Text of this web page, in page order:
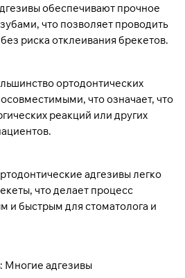
обеспечивают прочное
что позволяет проводить
риска отклеивания брекетов.
ортодонтических
что означает, что
реакций или других
адгезивы легко
что делает процесс
и быстрым для стоматолога и
Многие адгезивы